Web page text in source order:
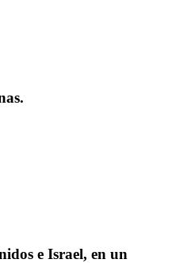
e Israel, en un